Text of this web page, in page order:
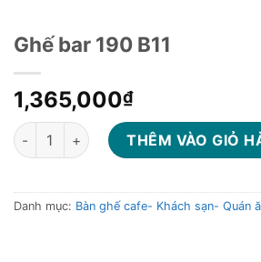
Ghế bar 190 B11
1,365,000₫
Ghế bar 190 B11 số lượngTHÊM VÀO GIỎ
Danh mục: Bàn ghế cafe- Khách sạn- Quán